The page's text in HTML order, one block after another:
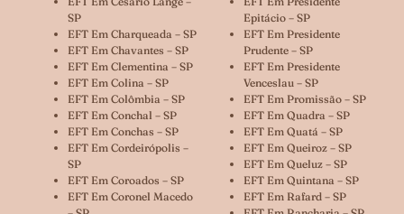
SP
EFT Em Charqueada – SP
EFT Em Chavantes – SP
EFT Em Clementina – SP
EFT Em Colina – SP
EFT Em Colômbia – SP
EFT Em Conchal – SP
EFT Em Conchas – SP
EFT Em Cordeirópolis –
SP
EFT Em Coroados – SP
EFT Em Coronel Macedo
Epitácio – SP
EFT Em Presidente
Prudente – SP
EFT Em Presidente
Venceslau – SP
EFT Em Promissão – SP
EFT Em Quadra – SP
EFT Em Quatá – SP
EFT Em Queiroz – SP
EFT Em Queluz – SP
EFT Em Quintana – SP
EFT Em Rafard – SP